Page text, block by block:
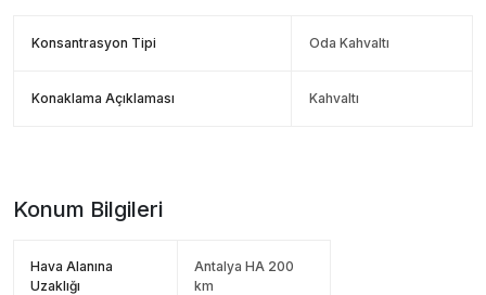
Konsantrasyon Tipi Oda Kahvaltı
Konaklama Açıklaması Kahvaltı
Konum Bilgileri
Hava Alanına
Uzaklığı
Antalya HA 200
km